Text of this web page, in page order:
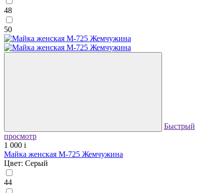
48
50
Быстрый
просмотр
1 000 i
Майка женская М-725 Жемчужина
Цвет: Серый
44